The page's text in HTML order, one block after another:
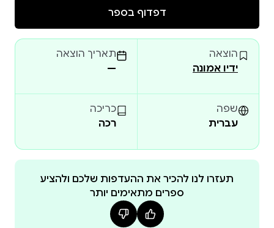
דפדוף בספר
הוצאה
ידיו אמונה
תאריך הוצאה
—
שפה
עברית
כריכה
רכה
תעזרו לנו להכיר את ההעדפות שלכם ולהציע
ספרים מתאימים יותר